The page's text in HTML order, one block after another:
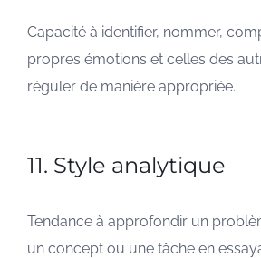
Capacité à identifier, nommer,
propres émotions et celles des
réguler de manière appropriée.
11. Style analytique
Tendance à approfondir un
un concept ou une tâche en